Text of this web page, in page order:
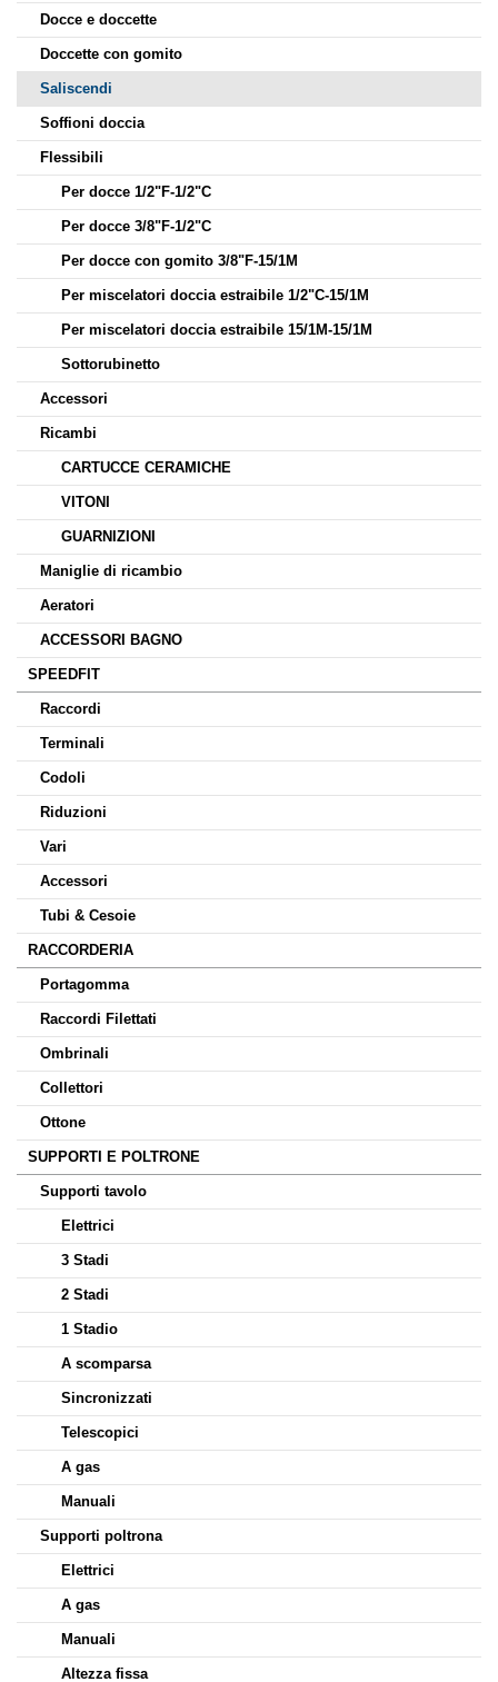
Docce e doccette
Doccette con gomito
Saliscendi
Soffioni doccia
Flessibili
Per docce 1/2"F-1/2"C
Per docce 3/8"F-1/2"C
Per docce con gomito 3/8"F-15/1M
Per miscelatori doccia estraibile 1/2"C-15/1M
Per miscelatori doccia estraibile 15/1M-15/1M
Sottorubinetto
Accessori
Ricambi
CARTUCCE CERAMICHE
VITONI
GUARNIZIONI
Maniglie di ricambio
Aeratori
ACCESSORI BAGNO
SPEEDFIT
Raccordi
Terminali
Codoli
Riduzioni
Vari
Accessori
Tubi & Cesoie
RACCORDERIA
Portagomma
Raccordi Filettati
Ombrinali
Collettori
Ottone
SUPPORTI E POLTRONE
Supporti tavolo
Elettrici
3 Stadi
2 Stadi
1 Stadio
A scomparsa
Sincronizzati
Telescopici
A gas
Manuali
Supporti poltrona
Elettrici
A gas
Manuali
Altezza fissa